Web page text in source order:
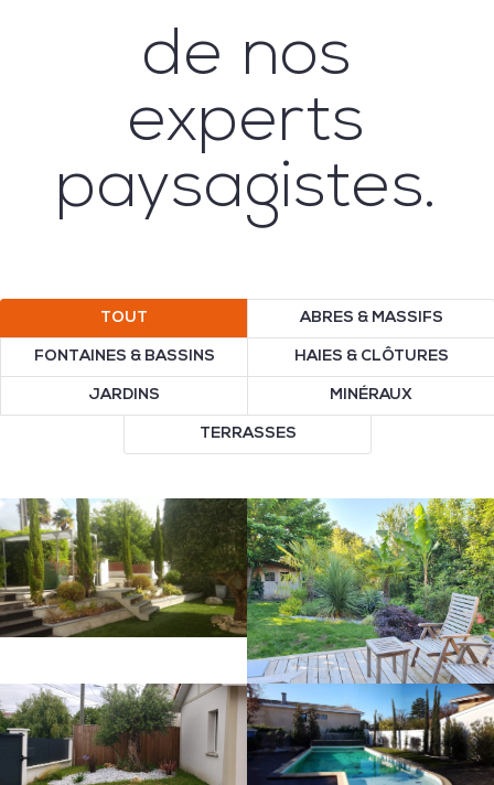
de nos
experts
paysagistes.
TOUT ABRES & MASSIFS
FONTAINES & BASSINS HAIES & CLÔTURES
JARDINS MINÉRAUX
TERRASSES